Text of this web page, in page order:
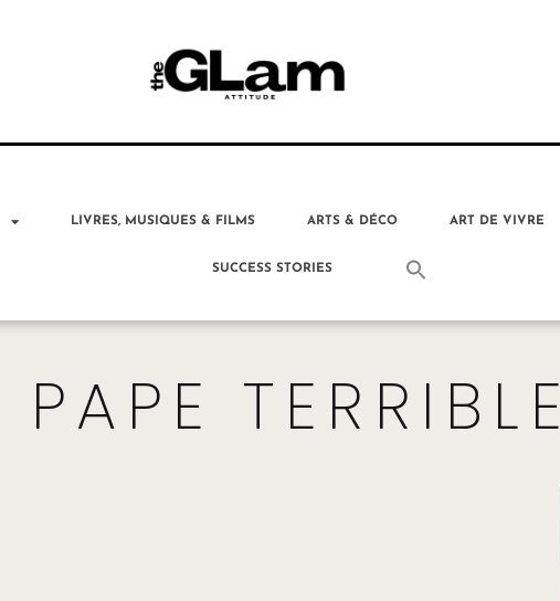
LIVRES, MUSIQUES & FILMS ARTS & DÉCO ART DE VIVRE
SUCCESS STORIES
PAPE TERRIBLE